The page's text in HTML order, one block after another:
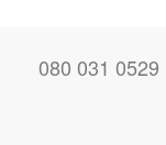
080 031 0529